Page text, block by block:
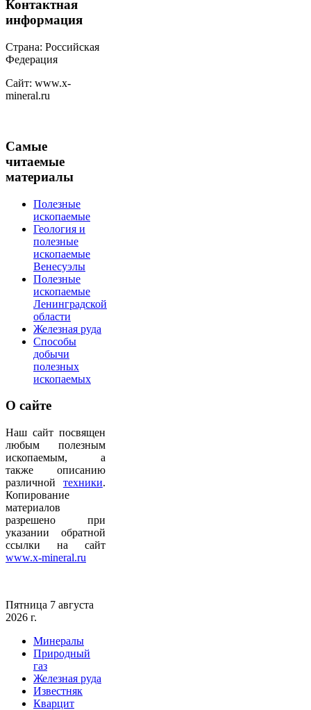
Контактная
информация
Страна: Российская
Федерация
Сайт: www.x-
mineral.ru
Самые
читаемые
материалы
Полезные
ископаемые
Геология и
полезные
ископаемые
Венесуэлы
Полезные
ископаемые
Ленинградской
области
Железная руда
Способы
добычи
полезных
ископаемых
О сайте
Наш сайт посвящен
любым полезным
ископаемым, а
также описанию
различной техники.
Копирование
материалов
разрешено при
указании обратной
ссылки на сайт
www.x-mineral.ru
Пятница 7 августа
2026 г.
Минералы
Природный
газ
Железная руда
Известняк
Кварцит